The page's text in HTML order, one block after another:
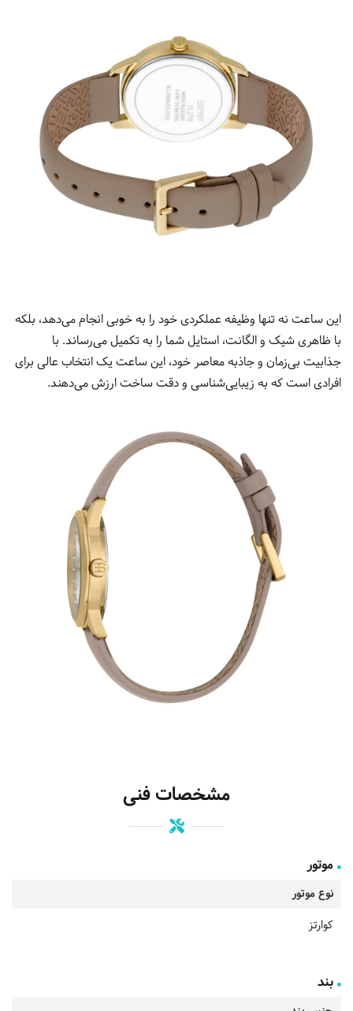
این ساعت نه تنها وظیفه عملکردی خود را به خوبی انجام می‌دهد، بلکه
با ظاهری شیک و الگانت، استایل شما را به تکمیل می‌رساند. با
جذابیت بی‌زمان و جاذبه معاصر خود، این ساعت یک انتخاب عالی برای
افرادی است که به زیبایی‌شناسی و دقت ساخت ارزش می‌دهند.
مشخصات فنی
موتور
نوع موتور
کوارتز
بند